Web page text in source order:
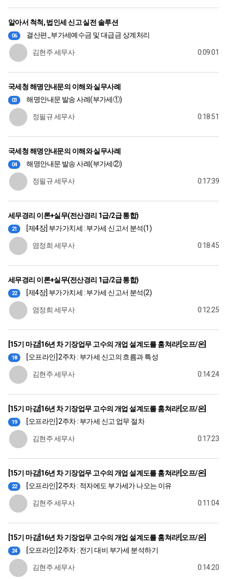
알아서 척척, 법인세 신고 실전 솔루션
06 결산편_부가세예수금 및 대급금 상계처리
김현주 세무사 0:09:01
국세청 해명안내문의 이해와 실무사례
03 해명안내문 발송 사례(부가세①)
정필규 세무사 0:18:51
국세청 해명안내문의 이해와 실무사례
04 해명안내문 발송 사례(부가세②)
정필규 세무사 0:17:39
세무경리 이론+실무(전산경리 1급/2급 통합)
21 [제4장] 부가가치세 : 부가세 신고서 분석(1)
염정희 세무사 0:18:45
세무경리 이론+실무(전산경리 1급/2급 통합)
22 [제4장] 부가가치세 : 부가세 신고서 분석(2)
염정희 세무사 0:12:25
[15기 마감]16년 차 기장업무 고수의 개업 설계도를 훔쳐라![오프/온]
18 [오프라인] 2주차 : 부가세 신고의 흐름과 특성
김현주 세무사 0:14:24
[15기 마감]16년 차 기장업무 고수의 개업 설계도를 훔쳐라![오프/온]
19 [오프라인] 2주차 : 부가세 신고 업무 절차
김현주 세무사 0:17:23
[15기 마감]16년 차 기장업무 고수의 개업 설계도를 훔쳐라![오프/온]
22 [오프라인] 2주차 : 적자에도 부가세가 나오는 이유
김현주 세무사 0:11:04
[15기 마감]16년 차 기장업무 고수의 개업 설계도를 훔쳐라![오프/온]
24 [오프라인] 2주차 : 전기 대비 부가세 분석하기
김현주 세무사 0:14:20